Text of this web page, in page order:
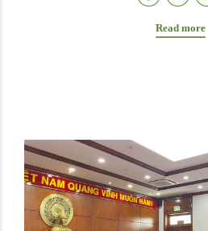
Read more